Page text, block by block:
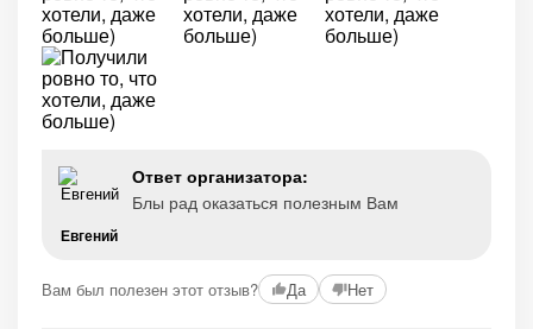
Евгений
Ответ организатора:
Блы рад оказаться полезным Вам
Вам был полезен этот отзыв? Да Нет